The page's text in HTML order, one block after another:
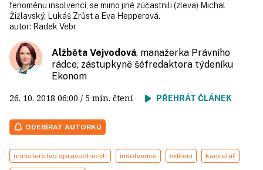
fenoménu insolvencí, se mimo jiné zúčastnili (zleva) Michal
Žižlavský, Lukáš Zrůst a Eva Hepperová.
autor: Radek Vebr
Alžběta Vejvodová, manažerka Právního
rádce, zástupkyně šéfredaktora týdeníku
Ekonom
26. 10. 2018 06:00 / 5 min. čtení PŘEHRÁT ČLÁNEK
ODEBÍRAT AUTORKU
ministerstvo spravedlnosti insolvence sdílení kancelář